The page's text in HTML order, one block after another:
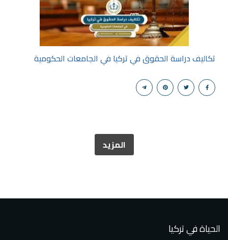
تكاليف دراسة الحقوق في تركيا في الجامعات الحكومية
المزيد
الحياة في تركيا